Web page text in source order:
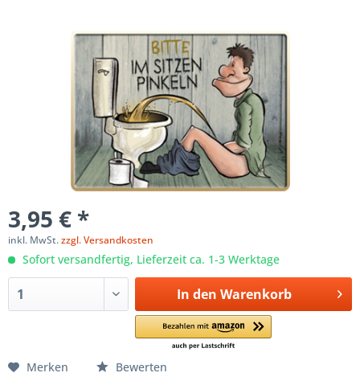
3,95 € *
inkl. MwSt.zzgl. Versandkosten
Sofort versandfertig, Lieferzeit ca. 1-3 Werktage
In den Warenkorb
Merken Bewerten